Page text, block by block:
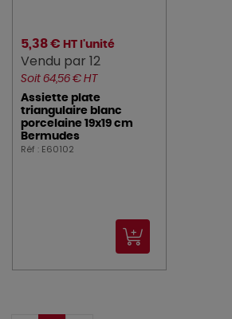
5,38 € HT l'unité
Vendu par 12
Soit 64,56 € HT
Assiette plate
triangulaire blanc
porcelaine 19x19 cm
Bermudes
Réf : E60102